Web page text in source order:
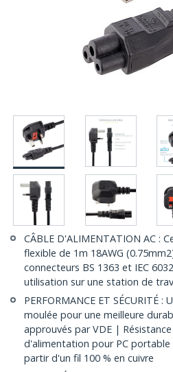
CÂBLE D'ALIMENTATION AC :
flexible de 1m 18AWG
connecteurs BS 1363 et IEC
utilisation sur une station de
PERFORMANCE ET SÉCURITÉ
moulée pour une meilleure
approuvés par VDE |
d'alimentation pour PC
partir d'un fil 100 % en cuivre